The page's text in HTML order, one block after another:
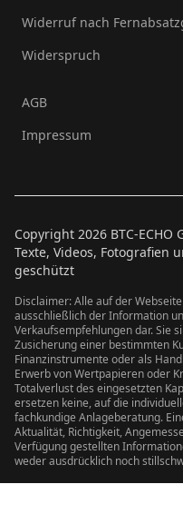
Widerruf nach
Widerspruch
AGB
Impressum
Copyright 2026 BTC-
Texte, Videos, Fotografien
geschützt
Disclaimer: Alle auf der
ausschließlich der Information
Verkaufsempfehlungen dar. Sie
Zusicherung einer bestimmten
Finanzinstrumente oder als
Erwerb von Wertpapieren oder
Totalverlust des eingesetzten
ersetzen keine, auf die
fachkundige Anlageberatung.
Aktualität, Richtigkeit,
Verfügung gestellten
weder ausdrücklich noch